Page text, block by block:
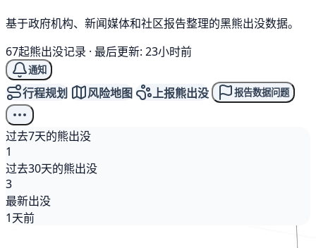
基于政府机构、新闻媒体和社区报告整理的黑熊出没数据。
67起熊出没记录 · 最后更新: 23小时前
通知
行程规划 风险地图 上报熊出没 报告数据问题
过去7天的熊出没
1
过去30天的熊出没
3
最新出没
1天前